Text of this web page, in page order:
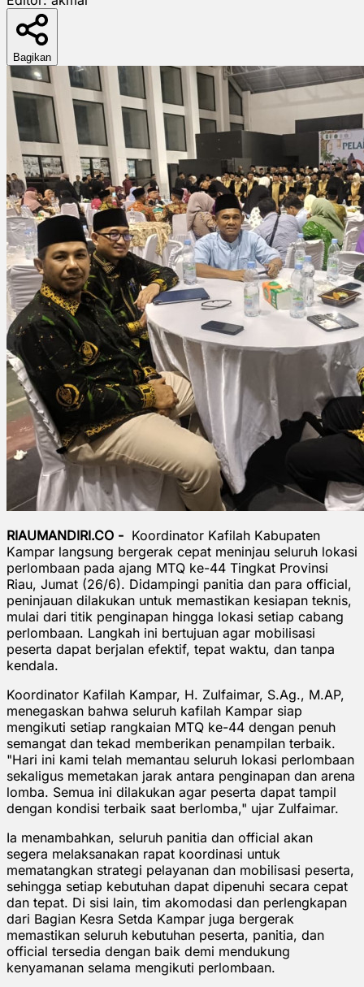
Bagikan
RIAUMANDIRI.CO - Koordinator Kafilah Kabupaten
Kampar langsung bergerak cepat meninjau seluruh lokasi
perlombaan pada ajang MTQ ke-44 Tingkat Provinsi
Riau, Jumat (26/6). Didampingi panitia dan para official,
peninjauan dilakukan untuk memastikan kesiapan teknis,
mulai dari titik penginapan hingga lokasi setiap cabang
perlombaan. Langkah ini bertujuan agar mobilisasi
peserta dapat berjalan efektif, tepat waktu, dan tanpa
kendala.
Koordinator Kafilah Kampar, H. Zulfaimar, S.Ag., M.AP,
menegaskan bahwa seluruh kafilah Kampar siap
mengikuti setiap rangkaian MTQ ke-44 dengan penuh
semangat dan tekad memberikan penampilan terbaik.
"Hari ini kami telah memantau seluruh lokasi perlombaan
sekaligus memetakan jarak antara penginapan dan arena
lomba. Semua ini dilakukan agar peserta dapat tampil
dengan kondisi terbaik saat berlomba," ujar Zulfaimar.
Ia menambahkan, seluruh panitia dan official akan
segera melaksanakan rapat koordinasi untuk
mematangkan strategi pelayanan dan mobilisasi peserta,
sehingga setiap kebutuhan dapat dipenuhi secara cepat
dan tepat. Di sisi lain, tim akomodasi dan perlengkapan
dari Bagian Kesra Setda Kampar juga bergerak
memastikan seluruh kebutuhan peserta, panitia, dan
official tersedia dengan baik demi mendukung
kenyamanan selama mengikuti perlombaan.